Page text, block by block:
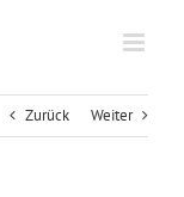
Zurück Weiter